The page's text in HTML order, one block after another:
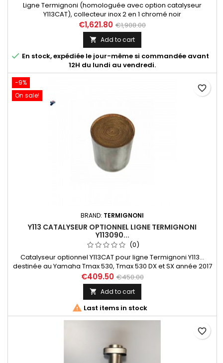
Ligne Termignoni (homologuée avec option catalyseur
Y113CAT), collecteur inox 2 en 1 chromé noir
et silencieux "Scream" court tout carbone pour Yamaha Tmax
530 2017-2019. Compatible avec les modèles suivants :
Yamaha Tmax 530 2017, 2018, 2019; Yamaha Tmax 530 DX 2017,
2018, 2019; Yamaha Tmax 530 SX 2017, 2018, 2019.
€1,621.80 €1,908.00
 Add to cart
 En stock, expédiée le jour-même si commandée avant
12H du lundi au vendredi.
-9%
On sale!
BRAND: TERMIGNONI
Y113 CATALYSEUR OPTIONNEL LIGNE TERMIGNONI
Y113090...
(0)
Catalyseur optionnel Y113CAT pour ligne Termignoni Y113...
destinée au Yamaha Tmax 530, Tmax 530 DX et SX année 2017
à 2019. Livré avec notice d'installation et certificat
d'homologation Euro 4.
€409.50 €450.00
 Add to cart
 Last items in stock
favorite_border
favorite_border